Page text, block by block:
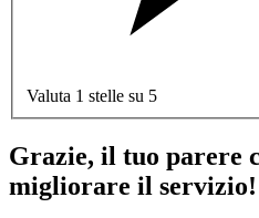
Valuta 1 stelle su 5
Grazie, il tuo parere
migliorare il servizio!